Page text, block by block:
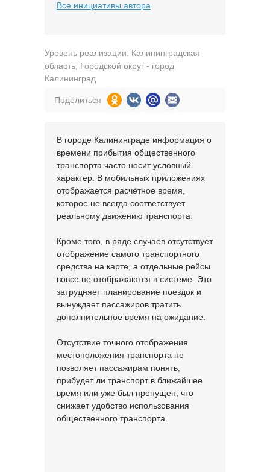
Все инициативы автора
Уровень реализации: Калининградская
область, Городской округ - город
Калининград
Поделиться
В городе Калининграде информация о
времени прибытия общественного
транспорта часто носит условный
характер. В мобильных приложениях
отображается расчётное время,
которое не всегда соответствует
реальному движению транспорта.
Кроме того, в ряде случаев отсутствует
отображение самого транспортного
средства на карте, а отдельные рейсы
вовсе не отображаются в системе. Это
затрудняет планирование поездок и
вынуждает пассажиров тратить
дополнительное время на ожидание.
Отсутствие точного отображения
местоположения транспорта не
позволяет пассажирам понять,
прибудет ли транспорт в ближайшее
время или уже был пропущен, что
снижает удобство использования
общественного транспорта.